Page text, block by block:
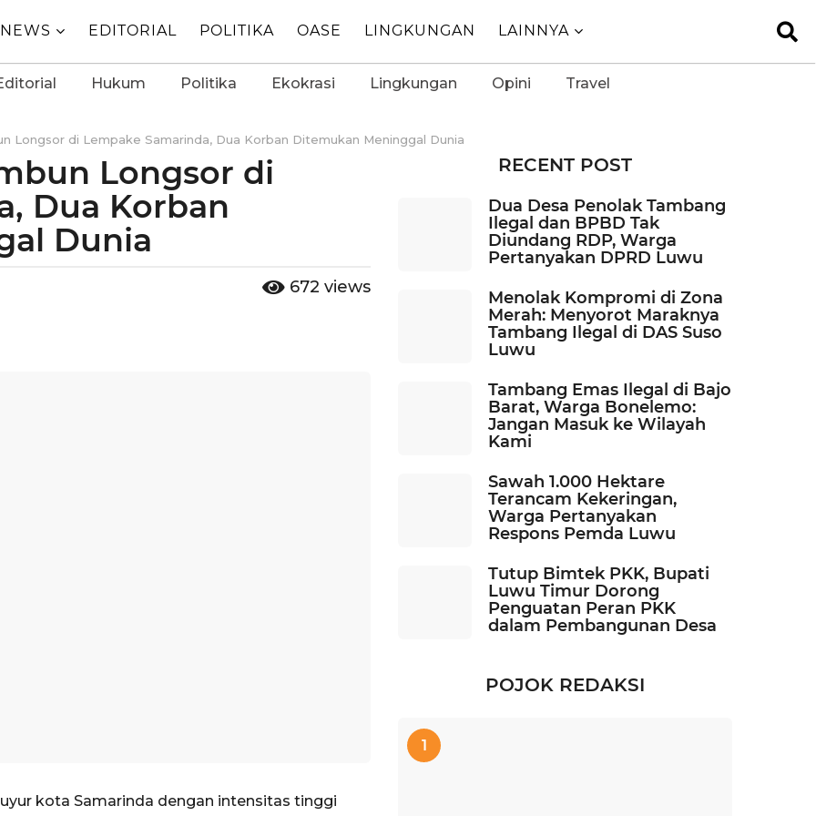
NEWS EDITORIAL POLITIKA OASE LINGKUNGAN LAINNYA
Hukum Politika Ekokrasi Lingkungan Opini Travel
Longsor di Lempake Samarinda, Dua Korban Ditemukan Meninggal Dunia
Longsor di
Dua Korban
Dunia
672 views
kota Samarinda dengan intensitas tinggi
RECENT POST
Dua Desa Penolak Tambang
Ilegal dan BPBD Tak
Diundang RDP, Warga
Pertanyakan DPRD Luwu
Menolak Kompromi di Zona
Merah: Menyorot Maraknya
Tambang Ilegal di DAS Suso
Luwu
Tambang Emas Ilegal di Bajo
Barat, Warga Bonelemo:
Jangan Masuk ke Wilayah
Kami
Sawah 1.000 Hektare
Terancam Kekeringan,
Warga Pertanyakan
Respons Pemda Luwu
Tutup Bimtek PKK, Bupati
Luwu Timur Dorong
Penguatan Peran PKK
dalam Pembangunan Desa
POJOK REDAKSI
1